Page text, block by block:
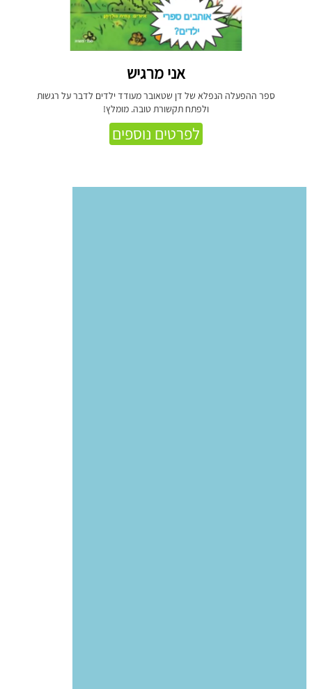
אני מרגיש
ספר ההפעלה הנפלא של דן שטאובר מעודד ילדים לדבר על רגשות
ולפתח תקשורת טובה. מומלץ!
לפרטים נוספים